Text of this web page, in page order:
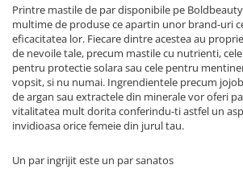
Printre mastile de par disponibile pe
multime de produse ce apartin unor brand-uri
eficacitatea lor. Fiecare dintre acestea au
de nevoile tale, precum mastile cu nutrienti,
pentru protectie solara sau cele pentru
vopsit, si nu numai. Ingrendientele precum
de argan sau extractele din minerale vor oferi
vitalitatea mult dorita conferindu-ti astfel un
invidioasa orice femeie din jurul tau.
Un par ingrijit este un par sanatos